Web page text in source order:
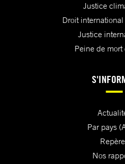
Justice
Droit
Justice
Peine de mort
Par pays
Nos